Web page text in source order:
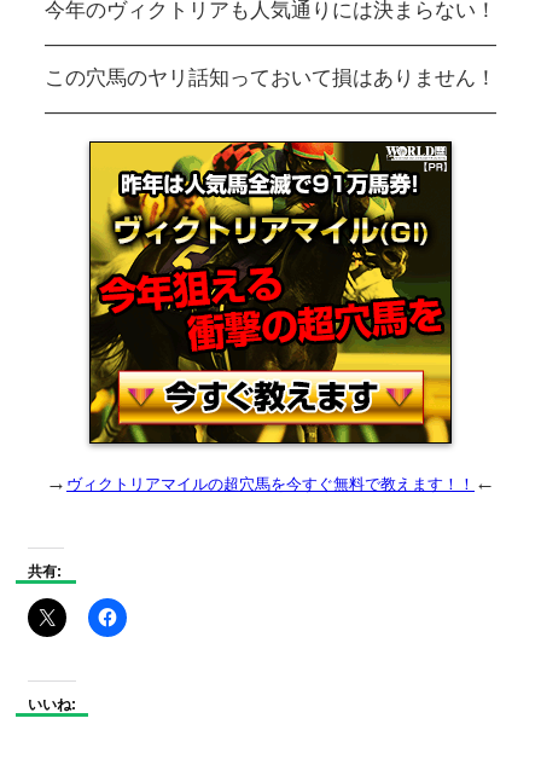
今年のヴィクトリアも人気通りには決まらない！
――――――――――――――――――――――
この穴馬のヤリ話知っておいて損はありません！
――――――――――――――――――――――
→ ヴィクトリアマイルの超穴馬を今すぐ無料で教えます！！ ←
共有:
いいね: